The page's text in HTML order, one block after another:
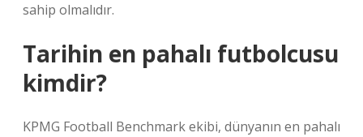
sahip olmalıdır.
Tarihin en pahalı futbolcusu
kimdir?
KPMG Football Benchmark ekibi, dünyanın en pahalı